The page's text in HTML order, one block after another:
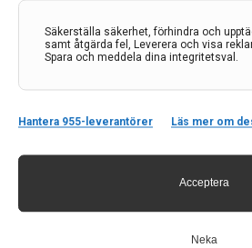
Säkerställa säkerhet, förhindra och
samt åtgärda fel, Leverera och visa
Spara och meddela dina integritetsval.
Hantera 955-leverantörer Läs mer om
Acceptera
Neka
universitet finns med bland de fem
forskningsmedel från Börje
Detta är stiftelsens första